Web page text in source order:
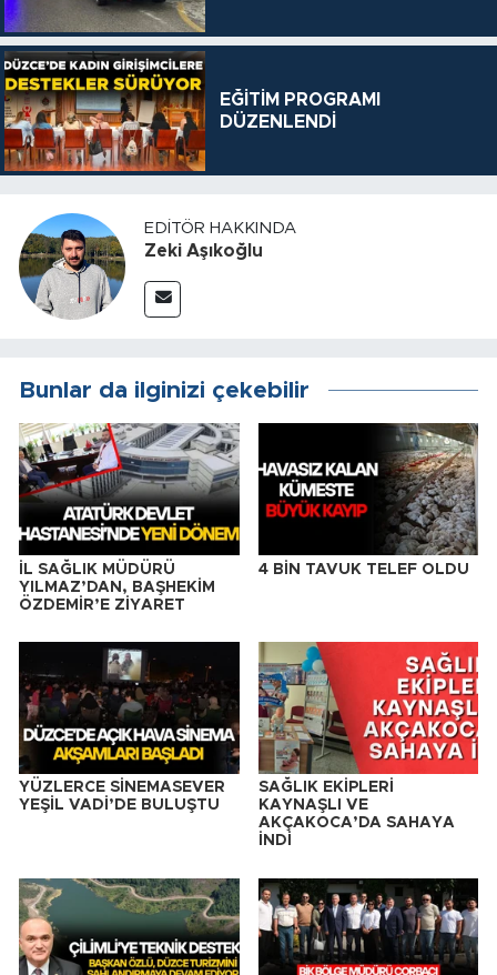
EĞİTİM PROGRAMI
DÜZENLENDİ
EDITÖR HAKKINDA
Zeki Aşıkoğlu
Bunlar da ilginizi çekebilir
İL SAĞLIK MÜDÜRÜ
YILMAZ’DAN, BAŞHEKİM
ÖZDEMİR’E ZİYARET
4 BİN TAVUK TELEF OLDU
YÜZLERCE SİNEMASEVER
YEŞİL VADİ’DE BULUŞTU
SAĞLIK EKİPLERİ
KAYNAŞLI VE
AKÇAKOCA’DA SAHAYA
İNDİ